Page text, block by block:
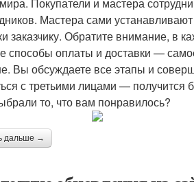
Мастера сами
заказчику. Обратите внимание, в
способы оплаты и доставки —
Вы обсуждаете все этапы и
с третьими лицами — получится
то, что вам понравилось?
дальше →